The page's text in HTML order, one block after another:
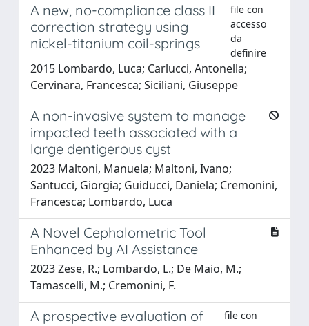
A new, no-compliance class II
correction strategy using
nickel-titanium coil-springs
file con
accesso
da
definire
2015 Lombardo, Luca; Carlucci, Antonella;
Cervinara, Francesca; Siciliani, Giuseppe
A non-invasive system to manage
impacted teeth associated with a
large dentigerous cyst
2023 Maltoni, Manuela; Maltoni, Ivano;
Santucci, Giorgia; Guiducci, Daniela; Cremonini,
Francesca; Lombardo, Luca
A Novel Cephalometric Tool
Enhanced by AI Assistance
2023 Zese, R.; Lombardo, L.; De Maio, M.;
Tamascelli, M.; Cremonini, F.
A prospective evaluation of
file con